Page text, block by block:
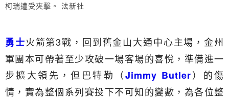
柯瑞遭受夾擊。 法新社
勇士火箭第3戰，回到舊金山大通中心主場，金州
軍團本可帶著至少攻破一場客場的喜悅，準備進一
步擴大領先，但巴特勒（Jimmy Butler）的傷
情，實為整個系列賽投下不可知的變數，為各位整